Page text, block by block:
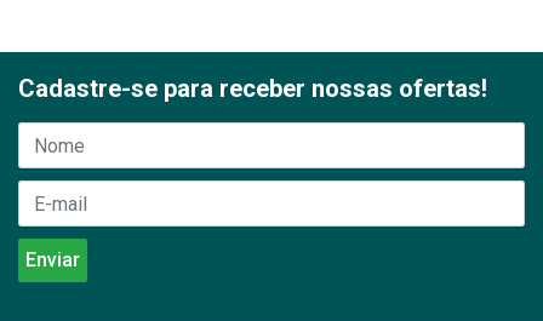
Cadastre-se para receber nossas ofertas!